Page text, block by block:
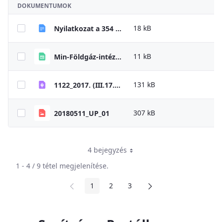
DOKUMENTUMOK
Nyilatkozat a 354 Korm. végrehajtásához 18 kB
Min-Földgáz-intézményi _lista_354_2022_szerint 11 kB
1122_2017. (III.17.) Korm. határozat 131 kB
20180511_UP_01 307 kB
4 bejegyzés
1 - 4 / 9 tétel megjelenítése.
Oldal
1 Oldal
2 Oldal
3